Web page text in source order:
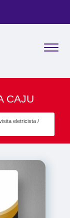
CAJU
eletricista